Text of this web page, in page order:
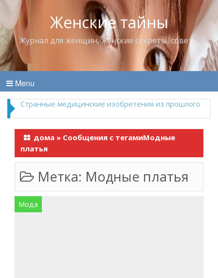
Женские тайны
Журнал для женщин, женские секреты, советы
Menu
Что пить в жару
дома » Сообщения с тегамиМодные
платья
Метка: Модные платья
Мода